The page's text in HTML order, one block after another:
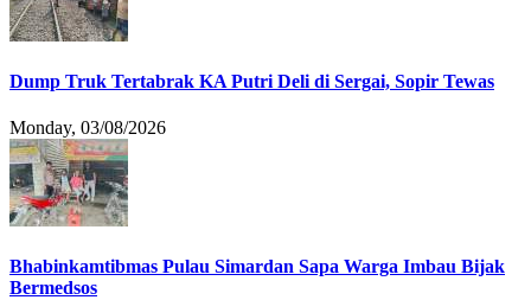
Dump Truk Tertabrak KA Putri Deli di Sergai, Sopir Tewas
Monday, 03/08/2026
Bhabinkamtibmas Pulau Simardan Sapa Warga Imbau Bijak
Bermedsos